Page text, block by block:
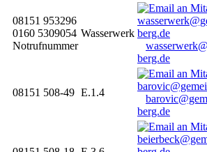
08151 953296
0160 5309054
Notrufnummer
Wasserwerk
berg.de
08151 508-49 E.1.4
berg.de